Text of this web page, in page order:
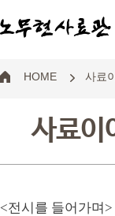
HOME 사료
사료이
<전시를 들어가며>